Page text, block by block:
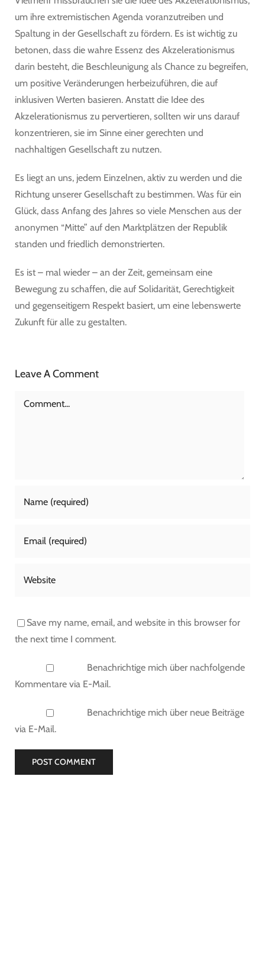
um ihre extremistischen Agenda voranzutreiben und
Spaltung in der Gesellschaft zu fördern. Es ist wichtig zu
betonen, dass die wahre Essenz des Akzelerationismus
darin besteht, die Beschleunigung als Chance zu begreifen,
um positive Veränderungen herbeizuführen, die auf
inklusiven Werten basieren. Anstatt die Idee des
Akzelerationismus zu pervertieren, sollten wir uns darauf
konzentrieren, sie im Sinne einer gerechten und
nachhaltigen Gesellschaft zu nutzen.
Es liegt an uns, jedem Einzelnen, aktiv zu werden und die
Richtung unserer Gesellschaft zu bestimmen. Was für ein
Glück, dass Anfang des Jahres so viele Menschen aus der
anonymen “Mitte” auf den Marktplätzen der Republik
standen und friedlich demonstrierten.
Es ist – mal wieder – an der Zeit, gemeinsam eine
Bewegung zu schaffen, die auf Solidarität, Gerechtigkeit
und gegenseitigem Respekt basiert, um eine lebenswerte
Zukunft für alle zu gestalten.
Leave A Comment
Comment
Save my name, email, and website in this browser for
the next time I comment.
Benachrichtige mich über nachfolgende
Kommentare via E-Mail.
Benachrichtige mich über neue Beiträge
via E-Mail.